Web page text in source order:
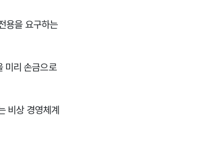
용을 요구하는
미리 손금으로
비상 경영체계